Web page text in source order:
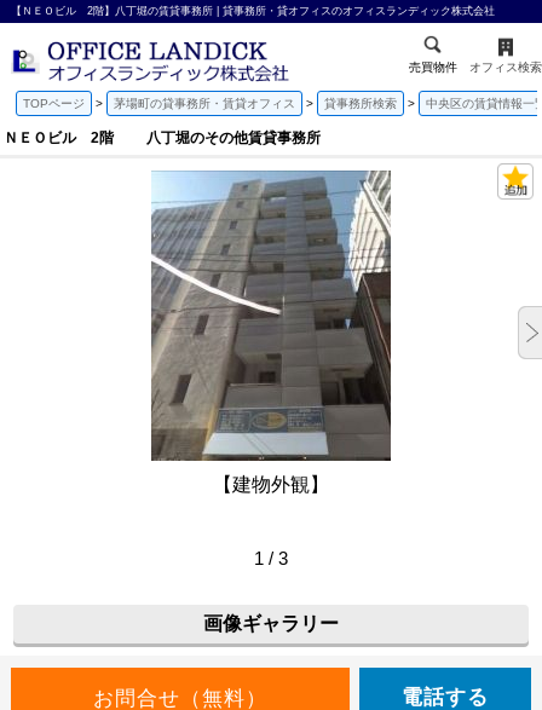
【ＮＥＯビル 2階】八丁堀の賃貸事務所 | 貸事務所・貸オフィスのオフィスランディック株式会社
売買物件 オフィス検索
TOPページ 茅場町の貸事務所・賃貸オフィス 貸事務所検索 中央区の賃貸情報一
ＮＥＯビル 2階 八丁堀のその他賃貸事務所
【建物外観】
1 / 3
画像ギャラリー
電話する